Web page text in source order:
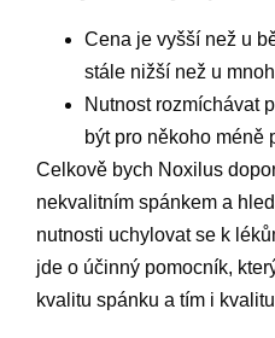
Cena je vyšší než u
stále nižší než u
Nutnost rozmíchávat
být pro někoho méně
Celkově bych Noxilus
nekvalitním spánkem a
nutnosti uchylovat se k
jde o účinný pomocník,
kvalitu spánku a tím i